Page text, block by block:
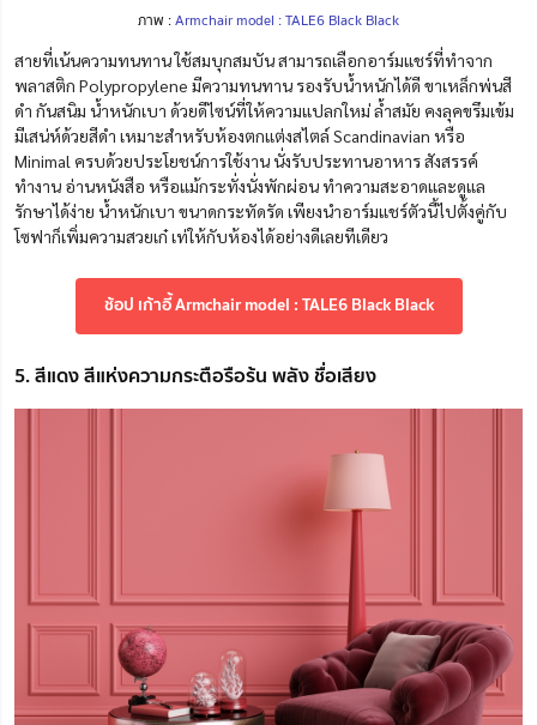
ภาพ :Armchair model : TALE6 Black Black
สายที่เน้นความทนทาน ใช้สมบุกสมบัน สามารถเลือกอาร์มแชร์ที่ทำจาก
พลาสติก Polypropylene มีความทนทาน รองรับน้ำหนักได้ดี ขาเหล็กพ่นสี
ดำ กันสนิม น้ำหนักเบา ด้วยดีไซน์ที่ให้ความแปลกใหม่ ล้ำสมัย คงลุคขรึมเข้ม
มีเสน่ห์ด้วยสีดำ เหมาะสำหรับห้องตกแต่งสไตล์Scandinavian หรือ
Minimal ครบด้วยประโยชน์การใช้งาน นั่งรับประทานอาหาร สังสรรค์
ทำงาน อ่านหนังสือ หรือแม้กระทั่งนั่งพักผ่อน ทำความสะอาดและดูแล
รักษาได้ง่าย น้ำหนักเบา ขนาดกระทัดรัด เพียงนำอาร์มแชร์ตัวนี้ไปตั้งคู่กับ
โซฟาก็เพิ่มความสวยเก๋ เท่ให้กับห้องได้อย่างดีเลยทีเดียว
ช้อป เก้าอี้ Armchair model : TALE6 Black Black
5. สีแดง สีแห่งความกระตือรือร้น พลัง ชื่อเสียง